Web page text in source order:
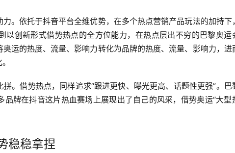
。依托于抖音平台全维优势，在多个热点营销产品玩法的加持下
以创新形式借势热点的全方位能力，在热点层出不穷的巴黎奥运
运的热度、流量、影响力转化为品牌的热度、流量、影响力，进
。借势热点，同样追求“跟进更快、曝光更高、话题性更强”。巴
牌在抖音这片热血赛场上展现出了自己的风采，借势奥运“大型
稳稳拿捏